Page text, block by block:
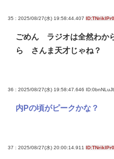
35 : 2025/08/27(水) 19:58:44.407 ID:TNriklPr0
ごめん ラジオは全然わか
ら さんま天才じゃね？
36 : 2025/08/27(水) 19:58:47.646
内Pの頃がピークかな？
37 : 2025/08/27(水) 20:00:14.911 ID:TNriklPr0